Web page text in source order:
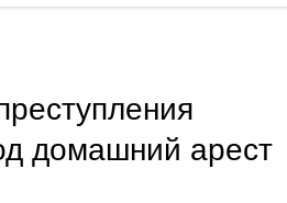
домашний арест